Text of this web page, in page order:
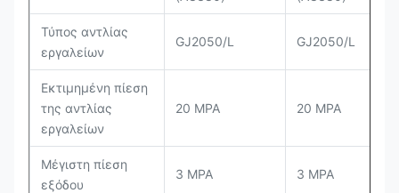
Τύπος αντλίας
εργαλείων
GJ2050/L GJ2050/L
Εκτιμημένη πίεση
της αντλίας
εργαλείων
20 MPA 20 MPA
Μέγιστη πίεση
εξόδου
3 MPA 3 MPA